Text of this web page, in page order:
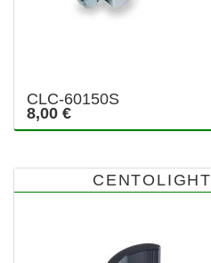
CLC-60150S
8,00 €
CENTOLIGHT